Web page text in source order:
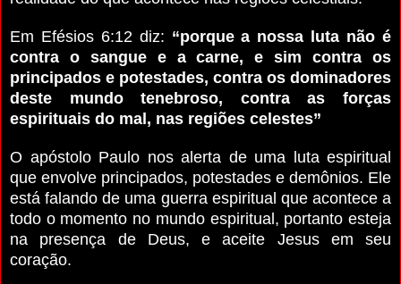
Em Efésios 6:12 diz: “porque a nossa luta não é
contra o sangue e a carne, e sim contra os
principados e potestades, contra os dominadores
deste mundo tenebroso, contra as forças
espirituais do mal, nas regiões celestes”
O apóstolo Paulo nos alerta de uma luta espiritual
que envolve principados, potestades e demônios. Ele
está falando de uma guerra espiritual que acontece a
todo o momento no mundo espiritual, portanto esteja
na presença de Deus, e aceite Jesus em seu
coração.